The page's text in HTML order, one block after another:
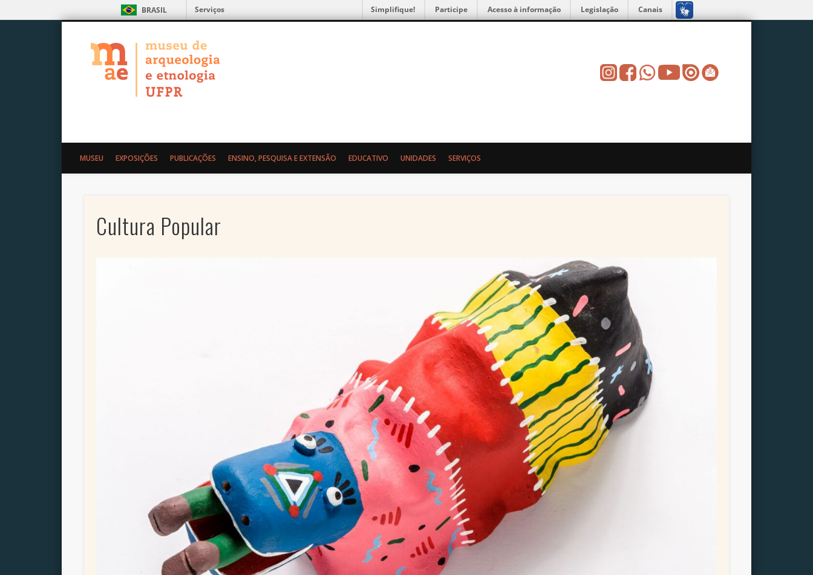
BRASIL Serviços Simplifique! Participe Acesso à informação Legislação Canais
MAE – Museu de Arqueologia e Etnologia da UFPR
MUSEU EXPOSIÇÕES PUBLICAÇÕES ENSINO, PESQUISA E EXTENSÃO EDUCATIVO UNIDADES SERVIÇOS
Cultura Popular